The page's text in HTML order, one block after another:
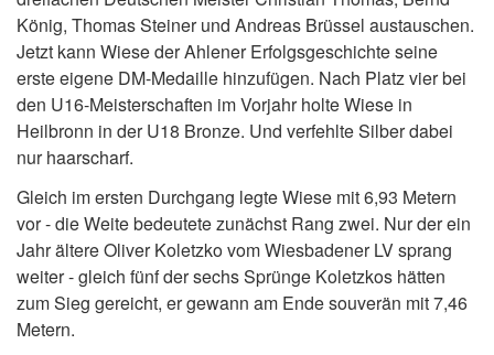
König, Thomas Steiner und Andreas Brüssel austauschen.
Jetzt kann Wiese der Ahlener Erfolgsgeschichte seine
erste eigene DM-Medaille hinzufügen. Nach Platz vier bei
den U16-Meisterschaften im Vorjahr holte Wiese in
Heilbronn in der U18 Bronze. Und verfehlte Silber dabei
nur haarscharf.
Gleich im ersten Durchgang legte Wiese mit 6,93 Metern
vor - die Weite bedeutete zunächst Rang zwei. Nur der ein
Jahr ältere Oliver Koletzko vom Wiesbadener LV sprang
weiter - gleich fünf der sechs Sprünge Koletzkos hätten
zum Sieg gereicht, er gewann am Ende souverän mit 7,46
Metern.